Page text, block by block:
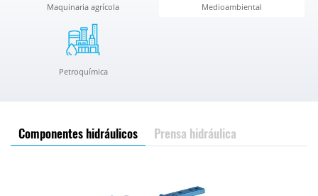
Maquinaria agrícola Medioambiental
Petroquímica
Componentes hidráulicos Prensa hidráulica